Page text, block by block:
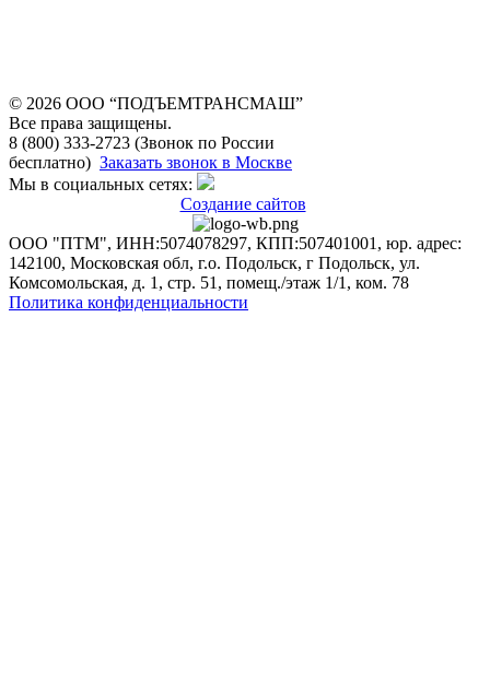
© 2026 OOO “ПОДЪЕМТРАНСМАШ”
Все права защищены.
8 (800) 333-2723 (Звонок по России
бесплатно) Заказать звонок в Москве
Мы в социальных сетях:
Создание сайтов
ООО "ПТМ", ИНН:5074078297, КПП:507401001, юр. адрес:
142100, Московская обл, г.о. Подольск, г Подольск, ул.
Комсомольская, д. 1, стр. 51, помещ./этаж 1/1, ком. 78
Политика конфиденциальности